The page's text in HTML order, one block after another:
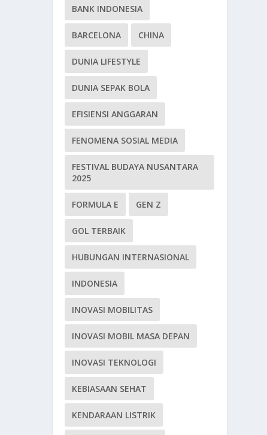
BANK INDONESIA
BARCELONA CHINA
DUNIA LIFESTYLE
DUNIA SEPAK BOLA
EFISIENSI ANGGARAN
FENOMENA SOSIAL MEDIA
FESTIVAL BUDAYA NUSANTARA
2025
FORMULA E GEN Z
GOL TERBAIK
HUBUNGAN INTERNASIONAL
INDONESIA
INOVASI MOBILITAS
INOVASI MOBIL MASA DEPAN
INOVASI TEKNOLOGI
KEBIASAAN SEHAT
KENDARAAN LISTRIK